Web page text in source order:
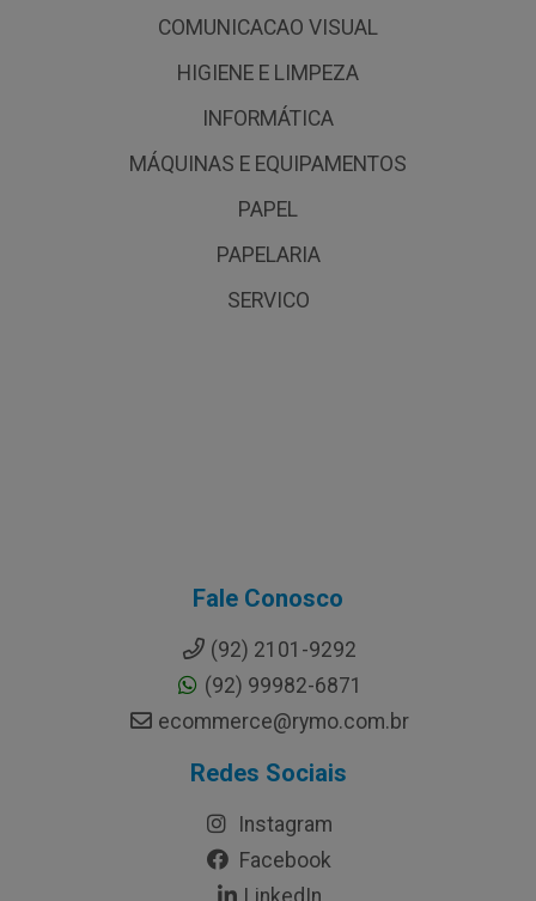
COMUNICACAO VISUAL
HIGIENE E LIMPEZA
INFORMÁTICA
MÁQUINAS E EQUIPAMENTOS
PAPEL
PAPELARIA
SERVICO
Fale Conosco
(92) 2101-9292
(92) 99982-6871
ecommerce@rymo.com.br
Redes Sociais
Instagram
Facebook
LinkedIn